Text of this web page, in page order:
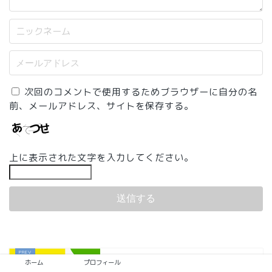
次回のコメントで使用するためブラウザーに自分の名
前、メールアドレス、サイトを保存する。
上に表示された文字を入力してください。
ahamoへの乗り換え、スマホの機種変更
ホーム プロフィール